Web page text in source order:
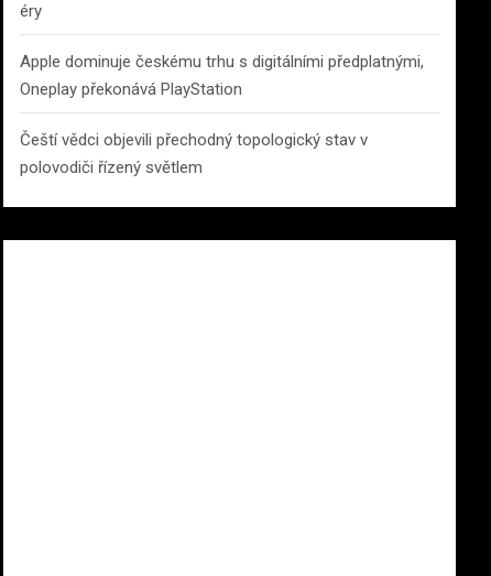
éry
Apple dominuje českému trhu s digitálními předplatnými,
Oneplay překonává PlayStation
Čeští vědci objevili přechodný topologický stav v
polovodiči řízený světlem